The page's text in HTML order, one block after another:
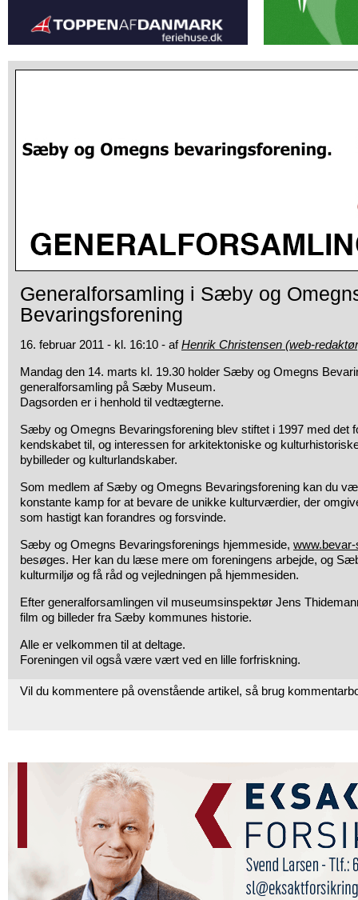
Generalforsamling i Sæby og
Bevaringsforening
16. februar 2011 - kl. 16:10 - afHenrik Christensen (web-
Mandag den 14. marts kl. 19.30 holder Sæby og Omegns
generalforsamling på Sæby Museum.
Dagsorden er i henhold til vedtægterne.
Sæby og Omegns Bevaringsforening blev stiftet i 1997 med det
kendskabet til, og interessen for arkitektoniske og
bybilleder og kulturlandskaber.
Som medlem af Sæby og Omegns Bevaringsforening kan du
konstante kamp for at bevare de unikke kulturværdier, der
som hastigt kan forandres og forsvinde.
Sæby og Omegns Bevaringsforenings hjemmeside,
besøges. Her kan du læse mere om foreningens arbejde, og
kulturmiljø og få råd og vejledningen på hjemmesiden.
Efter generalforsamlingen vil museumsinspektør Jens
film og billeder fra Sæby kommunes historie.
Alle er velkommen til at deltage.
Foreningen vil også være vært ved en lille forfriskning.
Vil du kommentere på ovenstående artikel, så brug